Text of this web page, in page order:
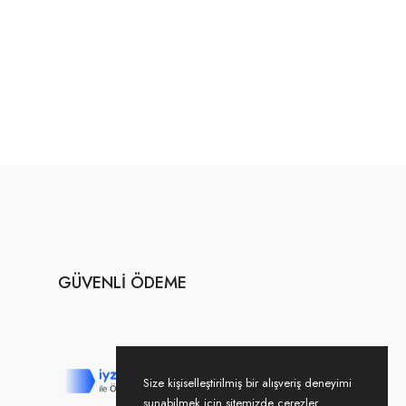
GÜVENLI ÖDEME
Size kişiselleştirilmiş bir alışveriş deneyimi